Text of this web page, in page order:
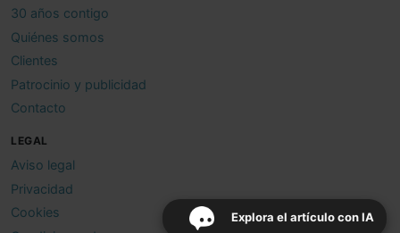
Explora el artículo con IA
30 años contigo
Quiénes somos
Clientes
Patrocinio y publicidad
Contacto
LEGAL
Aviso legal
Privacidad
Cookies